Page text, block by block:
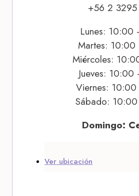
+56 2
Lunes: 10:00
Martes:
Miércoles:
Jueves:
Viernes:
Sábado:
Domingo:
Ver ubicación